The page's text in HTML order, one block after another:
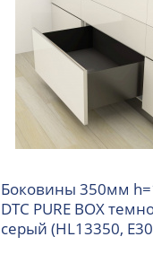
Боковины 350мм
DTC PURE BOX
серый